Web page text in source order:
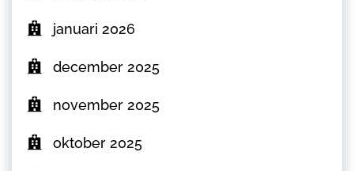
januari 2026
december 2025
november 2025
oktober 2025